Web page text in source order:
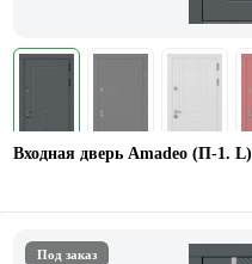
Входная дверь Amadeo (П-1. L)
Под заказ